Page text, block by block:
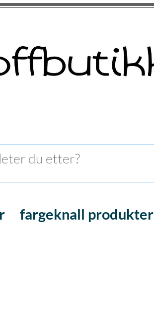
fargeknall produkter